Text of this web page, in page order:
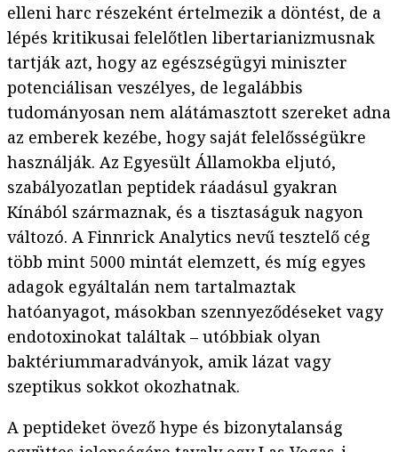
elleni harc részeként értelmezik a döntést, de a
lépés kritikusai felelőtlen libertarianizmusnak
tartják azt, hogy az egészségügyi miniszter
potenciálisan veszélyes, de legalábbis
tudományosan nem alátámasztott szereket adna
az emberek kezébe, hogy saját felelősségükre
használják. Az Egyesült Államokba eljutó,
szabályozatlan peptidek ráadásul gyakran
Kínából származnak, és a tisztaságuk nagyon
változó. A Finnrick Analytics nevű tesztelő cég
több mint 5000 mintát elemzett, és míg egyes
adagok egyáltalán nem tartalmaztak
hatóanyagot, másokban szennyeződéseket vagy
endotoxinokat találtak – utóbbiak olyan
baktériummaradványok, amik lázat vagy
szeptikus sokkot okozhatnak.
A peptideket övező hype és bizonytalanság